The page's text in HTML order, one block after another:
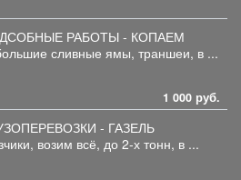
РАБОТЫ - КОПАЕМ
сливные ямы, траншеи, в ...
1 000 руб.
- ГАЗЕЛЬ
возим всё, до 2-х тонн, в ...